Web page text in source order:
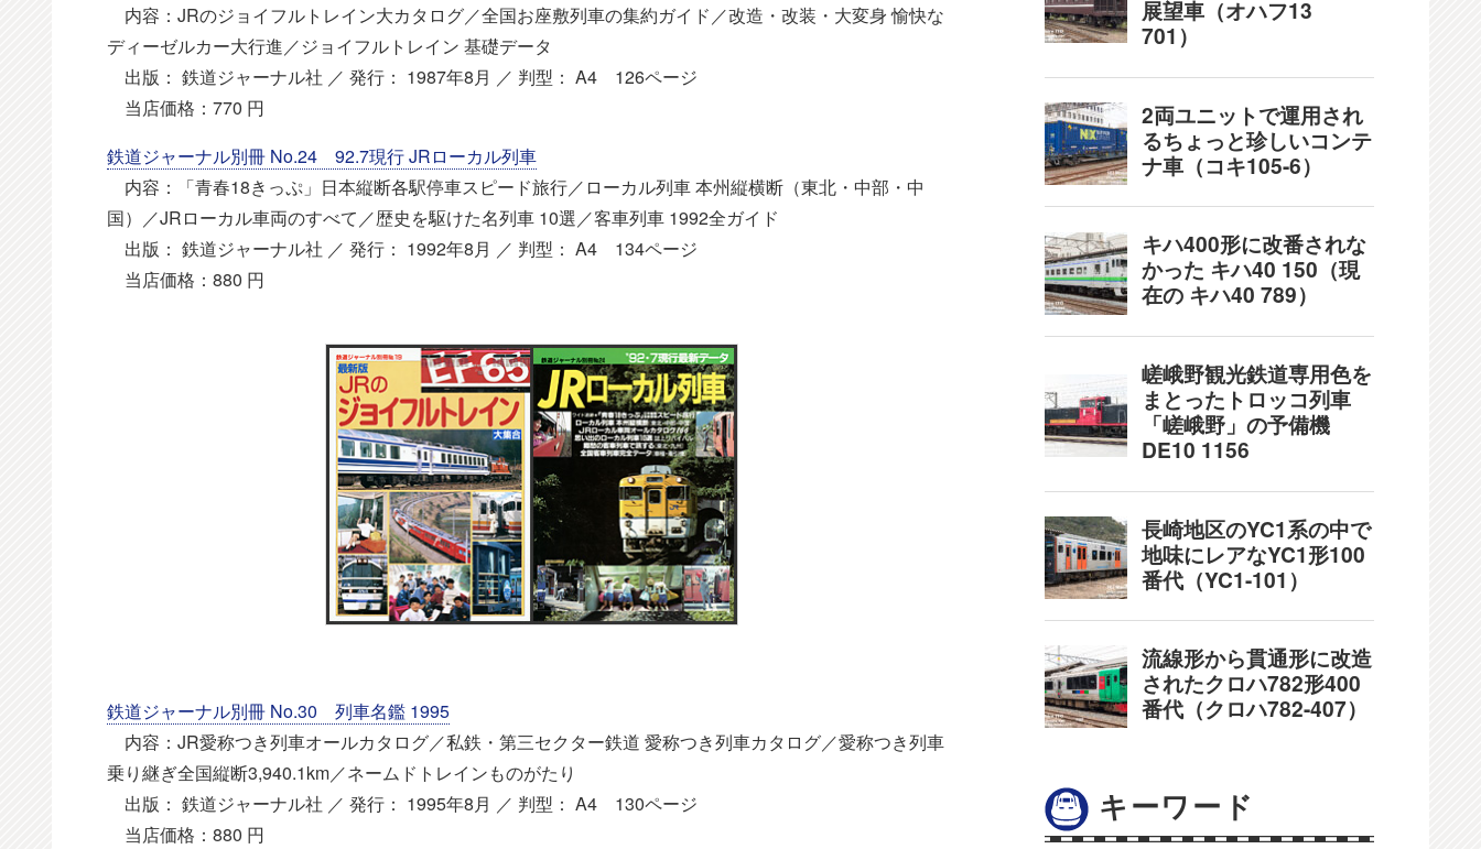
内容：JRのジョイフルトレイン大カタログ／全国お座敷列車の集約ガイド／改造・改装・大変身 愉快な
ディーゼルカー大行進／ジョイフルトレイン 基礎データ
出版： 鉄道ジャーナル社 ／ 発行： 1987年8月 ／ 判型： A4 126ページ
当店価格：770 円
鉄道ジャーナル別冊 No.24 92.7現行 JRローカル列車
内容：「青春18きっぷ」日本縦断各駅停車スピード旅行／ローカル列車 本州縦横断（東北・中部・中
国）／JRローカル車両のすべて／歴史を駆けた名列車 10選／客車列車 1992全ガイド
出版： 鉄道ジャーナル社 ／ 発行： 1992年8月 ／ 判型： A4 134ページ
当店価格：880 円
鉄道ジャーナル別冊 No.30 列車名鑑 1995
内容：JR愛称つき列車オールカタログ／私鉄・第三セクター鉄道 愛称つき列車カタログ／愛称つき列車
乗り継ぎ全国縦断3,940.1km／ネームドトレインものがたり
出版： 鉄道ジャーナル社 ／ 発行： 1995年8月 ／ 判型： A4 130ページ
当店価格：880 円
キーワード